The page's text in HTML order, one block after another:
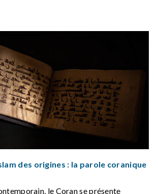
des origines : la parole coranique
le Coran se présente